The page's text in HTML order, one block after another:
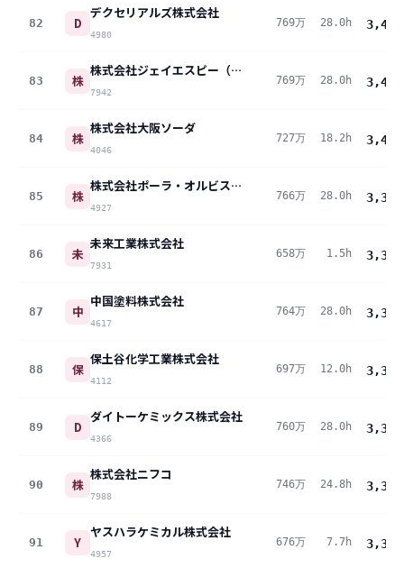
82 D
デクセリアルズ株式会社
4980
769万 28.0h 3,410
83 株
株式会社ジェイエスピー（商号 株式会社JSP）
7942
769万 28.0h 3,410
84 株
株式会社大阪ソーダ
4046
727万 18.2h 3,401
85 株
株式会社ポーラ・オルビスホールディングス
4927
766万 28.0h 3,396
86 未
未来工業株式会社
7931
658万 1.5h 3,394
87 中
中国塗料株式会社
4617
764万 28.0h 3,388
88 保
保土谷化学工業株式会社
4112
697万 12.0h 3,378
89 D
ダイトーケミックス株式会社
4366
760万 28.0h 3,371
90 株
株式会社ニフコ
7988
746万 24.8h 3,366
91 Y
ヤスハラケミカル株式会社
4957
676万 7.7h 3,361